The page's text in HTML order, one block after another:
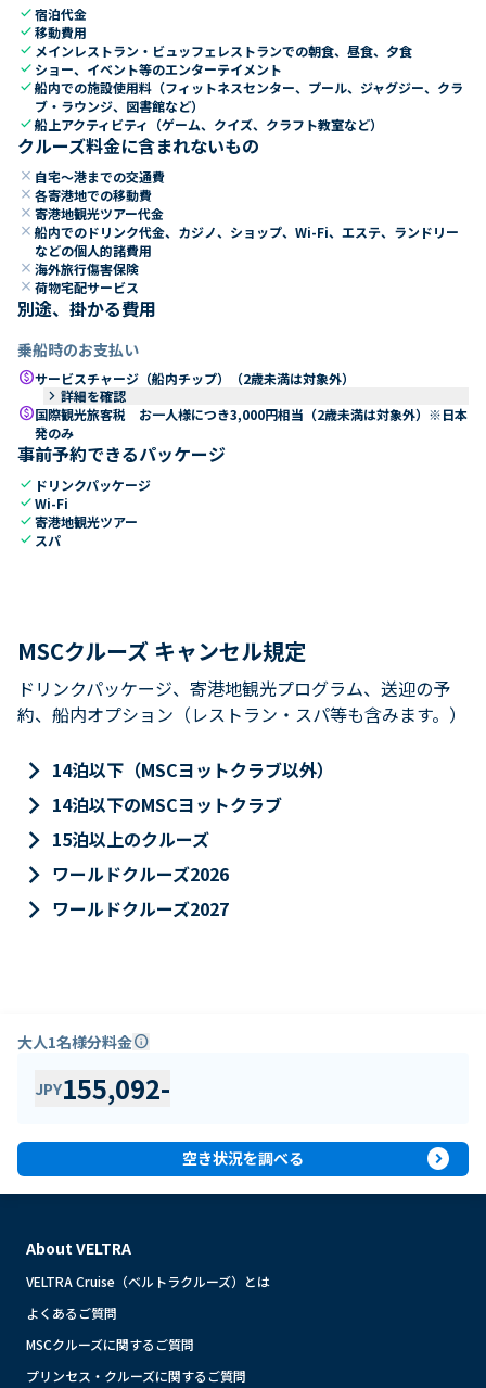
check宿泊代金
check移動費用
check メインレストラン・ビュッフェレストランでの朝食、昼食、夕食
check ショー、イベント等のエンターテイメント
check船内での施設使用料（フィットネスセンター、プール、ジャグジー、クラ
ブ・ラウンジ、図書館など）
check船上アクティビティ（ゲーム、クイズ、クラフト教室など）
クルーズ料金に含まれないもの
close 自宅～港までの交通費
close 各寄港地での移動費
close 寄港地観光ツアー代金
close 船内でのドリンク代金、カジノ、ショップ、Wi-Fi、エステ、ランドリー
などの個人的諸費用
close 海外旅行傷害保険
close 荷物宅配サービス
別途、掛かる費用
乗船時のお支払い
paidサービスチャージ（船内チップ）（2歳未満は対象外）
keyboard_arrow_right 詳細を確認
paid国際観光旅客税 お一人様につき3,000円相当（2歳未満は対象外）※日本
発のみ
事前予約できるパッケージ
check ドリンクパッケージ
checkWi-Fi
check寄港地観光ツアー
check スパ
MSCクルーズ キャンセル規定
ドリンクパッケージ、寄港地観光プログラム、送迎の予
約、船内オプション（レストラン・スパ等も含みます。）
keyboard_arrow_right 14泊以下（MSCヨットクラブ以外）
keyboard_arrow_right 14泊以下のMSCヨットクラブ
keyboard_arrow_right 15泊以上のクルーズ
keyboard_arrow_right ワールドクルーズ2026
keyboard_arrow_right ワールドクルーズ2027
大人1名様分料金info
JPY155,092-
空き状況を調べる expand_circle_right
About VELTRA
VELTRA Cruise（ベルトラクルーズ）とは
よくあるご質問
MSCクルーズに関するご質問
プリンセス・クルーズに関するご質問